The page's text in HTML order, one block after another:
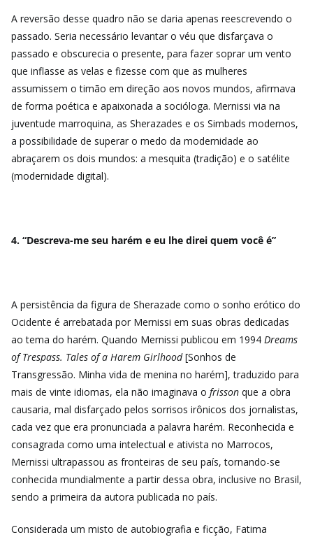
A reversão desse quadro não se daria apenas reescrevendo o
passado. Seria necessário levantar o véu que disfarçava o
passado e obscurecia o presente, para fazer soprar um vento
que inflasse as velas e fizesse com que as mulheres
assumissem o timão em direção aos novos mundos, afirmava
de forma poética e apaixonada a socióloga. Mernissi via na
juventude marroquina, as Sherazades e os Simbads modernos,
a possibilidade de superar o medo da modernidade ao
abraçarem os dois mundos: a mesquita (tradição) e o satélite
(modernidade digital).
4. “Descreva-me seu harém e eu lhe direi quem você é”
A persistência da figura de Sherazade como o sonho erótico do
Ocidente é arrebatada por Mernissi em suas obras dedicadas
ao tema do harém. Quando Mernissi publicou em 1994 Dreams
of Trespass. Tales of a Harem Girlhood [Sonhos de
Transgressão. Minha vida de menina no harém], traduzido para
mais de vinte idiomas, ela não imaginava o frisson que a obra
causaria, mal disfarçado pelos sorrisos irônicos dos jornalistas,
cada vez que era pronunciada a palavra harém. Reconhecida e
consagrada como uma intelectual e ativista no Marrocos,
Mernissi ultrapassou as fronteiras de seu país, tornando-se
conhecida mundialmente a partir dessa obra, inclusive no Brasil,
sendo a primeira da autora publicada no país.
Considerada um misto de autobiografia e ficção, Fatima